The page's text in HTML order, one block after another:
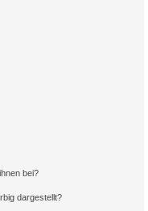
bei?
dargestellt?